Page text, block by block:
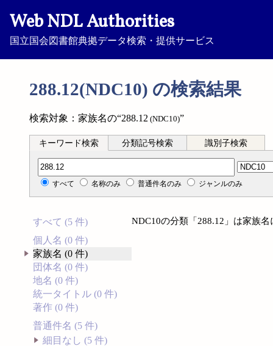
Web NDL Authorities
国立国会図書館典拠データ検索・提供サービス
288.12(NDC10) の検索結果
検索対象：家族名の“288.12 (NDC10)”
キーワード検索 分類記号検索 識別子検索
分類記号検索
すべて 名称のみ 普通件名のみ ジャンルのみ
すべて (5 件)
個人名 (0 件)
家族名 (0 件)
団体名 (0 件)
地名 (0 件)
統一タイトル (0 件)
著作 (0 件)
普通件名 (5 件)
細目なし (5 件)
NDC10の分類「288.12」は家族